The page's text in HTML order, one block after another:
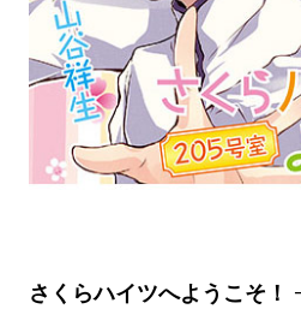
さくらハイツへようこそ！